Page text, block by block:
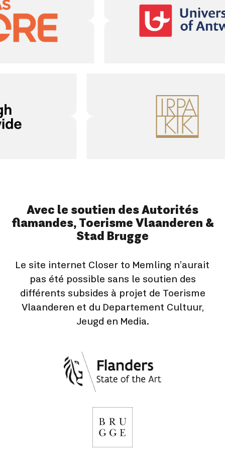
Avec le soutien des Autorités
flamandes, Toerisme Vlaanderen &
Stad Brugge
Le site internet Closer to Memling n’aurait
pas été possible sans le soutien des
différents subsides à projet de Toerisme
Vlaanderen et du Departement Cultuur,
Jeugd en Media.